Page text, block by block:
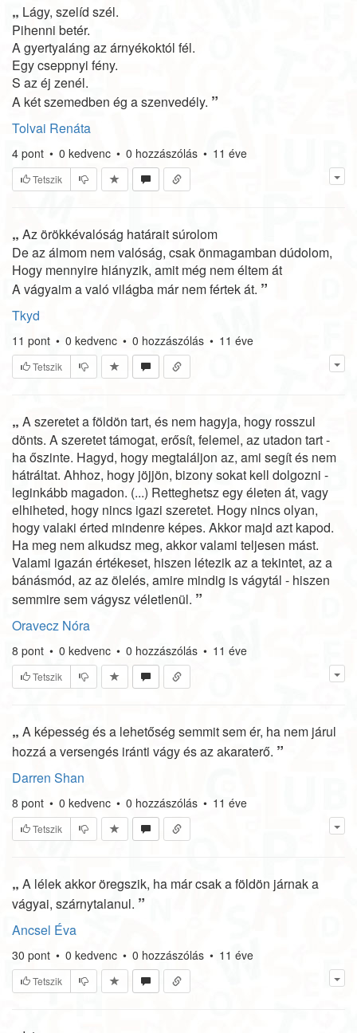
„ Lágy, szelíd szél.
Pihenni betér.
A gyertyaláng az árnyékoktól fél.
Egy cseppnyi fény.
S az éj zenél.
A két szemedben ég a szenvedély. ”
Tolvai Renáta
4 pont • 0 kedvenc • 0 hozzászólás • 11 éve
Tetszik
„ Az örökkévalóság határait súrolom
De az álmom nem valóság, csak önmagamban dúdolom,
Hogy mennyire hiányzik, amit még nem éltem át
A vágyaim a való világba már nem fértek át. ”
Tkyd
11 pont • 0 kedvenc • 0 hozzászólás • 11 éve
Tetszik
„ A szeretet a földön tart, és nem hagyja, hogy rosszul
dönts. A szeretet támogat, erősít, felemel, az utadon tart -
ha őszinte. Hagyd, hogy megtaláljon az, ami segít és nem
hátráltat. Ahhoz, hogy jöjjön, bizony sokat kell dolgozni -
leginkább magadon. (...) Retteghetsz egy életen át, vagy
elhiheted, hogy nincs igazi szeretet. Hogy nincs olyan,
hogy valaki érted mindenre képes. Akkor majd azt kapod.
Ha meg nem alkudsz meg, akkor valami teljesen mást.
Valami igazán értékeset, hiszen létezik az a tekintet, az a
bánásmód, az az ölelés, amire mindig is vágytál - hiszen
semmire sem vágysz véletlenül. ”
Oravecz Nóra
8 pont • 0 kedvenc • 0 hozzászólás • 11 éve
Tetszik
„ A képesség és a lehetőség semmit sem ér, ha nem járul
hozzá a versengés iránti vágy és az akaraterő. ”
Darren Shan
8 pont • 0 kedvenc • 0 hozzászólás • 11 éve
Tetszik
„ A lélek akkor öregszik, ha már csak a földön járnak a
vágyai, szárnytalanul. ”
Ancsel Éva
30 pont • 0 kedvenc • 0 hozzászólás • 11 éve
Tetszik